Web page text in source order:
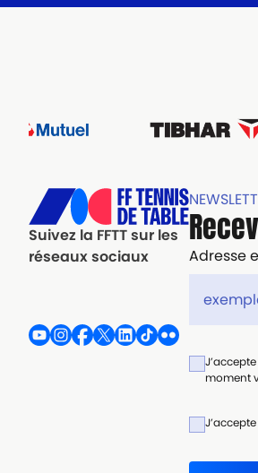
Suivez la FFTT sur les
réseaux sociaux
Adresse
moment